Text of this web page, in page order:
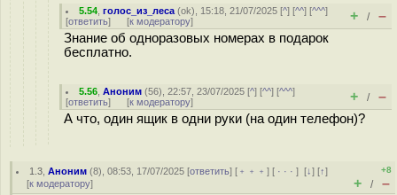
5.54 ,голос_из_леса (ok), 15:18, 21/07/2025 [^] [^^] [^^^]
[ответить] [к модератору] + / –
Знание об одноразовых номерах в подарок
бесплатно.
5.56 ,Аноним (56), 22:57, 23/07/2025 [^] [^^] [^^^]
[ответить] [к модератору] + / –
А что, один ящик в одни руки (на один телефон)?
1.3 ,Аноним (8), 08:53, 17/07/2025 [ответить] [ ﹢﹢﹢] [ · · ·][↓] [↑]
[к модератору]
+8
+ / –